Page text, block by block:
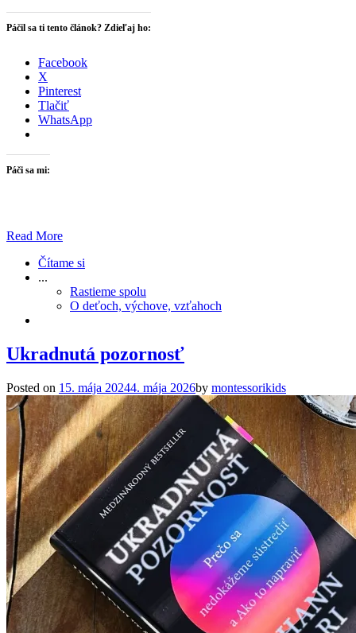
Páčil sa ti tento článok? Zdieľaj ho:
Facebook
X
Pinterest
Tlačiť
WhatsApp
Páči sa mi:
Read More
Čítame si
...
Rastieme spolu
O deťoch, výchove, vzťahoch
Ukradnutá pozornosť
Posted on 15. mája 20244. mája 2026by montessorikids